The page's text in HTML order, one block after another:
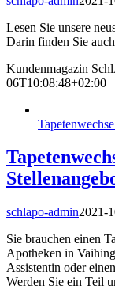
Lesen Sie unsere
Darin finden Sie
Kundenmagazin
06T10:08:48+02:00
schlapo-admin2021-
Sie brauchen einen
Apotheken in
Assistentin oder
Werden Sie ein Teil